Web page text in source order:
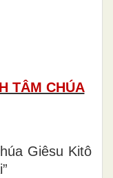
TÂM CHÚA
Giêsu Kitô